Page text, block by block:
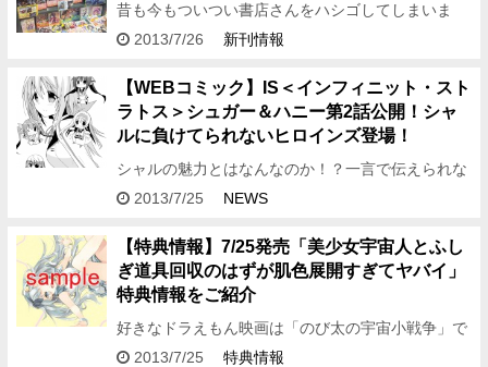
昔も今もついつい書店さんをハシゴしてしまいま
す。編集Kです。 本日は好評発売中の田代裕彦先生
について、全国の…
2013/7/26 新刊情報
【WEBコミック】IS＜インフィニット・スト
ラトス＞シュガー＆ハニー第2話公開！シャ
ルに負けてられないヒロインズ登場！
シャルの魅力とはなんなのか！？一言で伝えられな
い宣伝担当・ミスティです。 そんな彼女のキュート
ト・ストラトス＞シ…
2013/7/25 NEWS
【特典情報】7/25発売「美少女宇宙人とふし
ぎ道具回収のはずが肌色展開すぎてヤバイ」
特典情報をご紹介
好きなドラえもん映画は「のび太の宇宙小戦争」で
す。編集Kです。 リメイクこないかな…… さてさ
2013/7/25 特典情報